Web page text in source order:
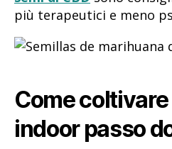
più terapeutici e meno
Come
indoor passo